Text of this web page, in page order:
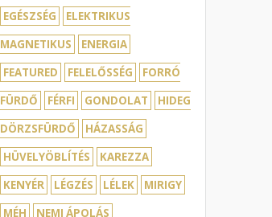
EGÉSZSÉG
ELEKTRIKUS
MAGNETIKUS
ENERGIA
FEATURED
FELELŐSSÉG
FORRÓ
FÜRDŐ
FÉRFI GONDOLAT
HIDEG
DÖRZSFÜRDŐ
HÁZASSÁG
HÜVELYÖBLÍTÉS
KAREZZA
KENYÉR
LÉGZÉS LÉLEK
MIRIGY
MÉH
NEMI ÁPOLÁS